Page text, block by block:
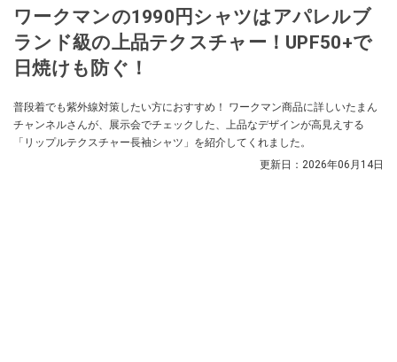
ワークマンの1990円シャツはアパレルブ
ランド級の上品テクスチャー！UPF50+で
日焼けも防ぐ！
普段着でも紫外線対策したい方におすすめ！ ワークマン商品に詳しいたまん
チャンネルさんが、展示会でチェックした、上品なデザインが高見えする
「リップルテクスチャー長袖シャツ」を紹介してくれました。
更新日： 2026年06月14日